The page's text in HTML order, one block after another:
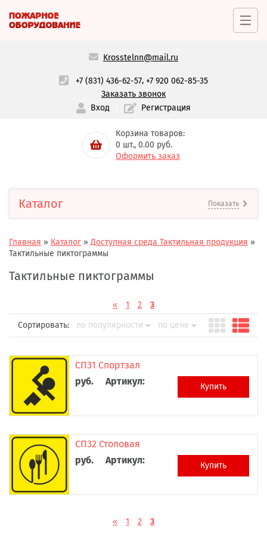
Krosstelnn@mail.ru
+7 (831) 436-62-57,+7 920 062-85-35
Заказать звонок
Вход
Регистрация
Корзина товаров:
0 шт., 0.00 руб.
Оформить заказ
Каталог Показать
Главная » Каталог »Доступная среда Тактильная продукция »
Тактильные пиктограммы
Тактильные пиктограммы
« 1 2 3
Сортировать: по популярности по цене
СП31 Спортзал
руб.
Артикул: Купить
СП32 Столовая
руб.
Артикул: Купить
« 1 2 3